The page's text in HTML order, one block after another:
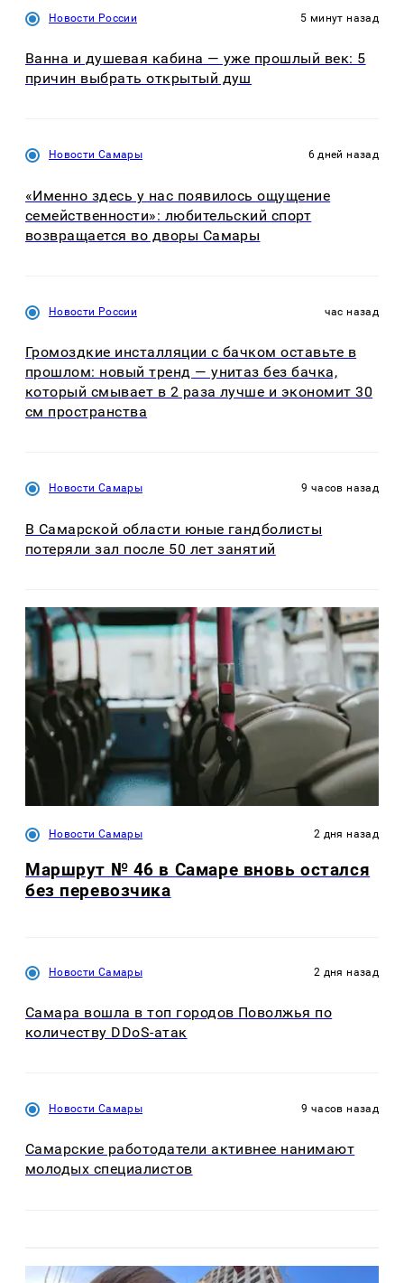
Новости России 5 минут назад
Ванна и душевая кабина — уже прошлый век: 5
причин выбрать открытый душ
Новости Самары 6 дней назад
«Именно здесь у нас появилось ощущение
семейственности»: любительский спорт
возвращается во дворы Самары
Новости России час назад
Громоздкие инсталляции с бачком оставьте в
прошлом: новый тренд — унитаз без бачка,
который смывает в 2 раза лучше и экономит 30
см пространства
Новости Самары 9 часов назад
В Самарской области юные гандболисты
потеряли зал после 50 лет занятий
Новости Самары 2 дня назад
Маршрут № 46 в Самаре вновь остался
без перевозчика
Новости Самары 2 дня назад
Самара вошла в топ городов Поволжья по
количеству DDoS-атак
Новости Самары 9 часов назад
Самарские работодатели активнее нанимают
молодых специалистов